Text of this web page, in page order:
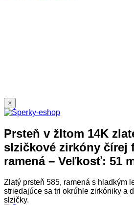
×
Prsteň v žltom 14K
slzičkové zirkóny čírej
ramená – Veľkosť: 51
Zlatý prsteň 585, ramená s hladkým
striedajúce sa tri okrúhle zirkóniky a
slzičky.